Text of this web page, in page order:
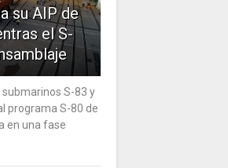
su AIP de
el S-
submarinos S-83 y
programa S-80 de
en una fase